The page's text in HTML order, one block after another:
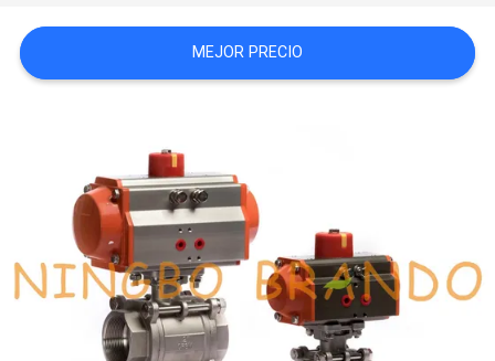
NEWS
SITIO
POLÍTICA
DE
PRIVACIDAD
MEJOR PRECIO